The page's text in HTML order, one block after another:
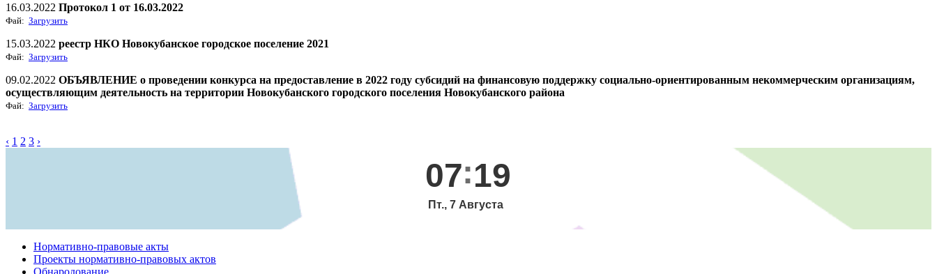
16.03.2022 Протокол 1 от 16.03.2022
Фай: Загрузить
15.03.2022 реестр НКО Новокубанское городское поселение 2021
Фай: Загрузить
09.02.2022 ОБЪЯВЛЕНИЕ о проведении конкурса на предоставление в 2022 году субсидий на финансовую поддержку социально-ориентированным некоммерческим организациям,
осуществляющим деятельность на территории Новокубанского городского поселения Новокубанского района
Фай: Загрузить
‹ 1 2 3 ›
07 19
Пт., 7 Августа
Нормативно-правовые акты
Проекты нормативно-правовых актов
Обнародование